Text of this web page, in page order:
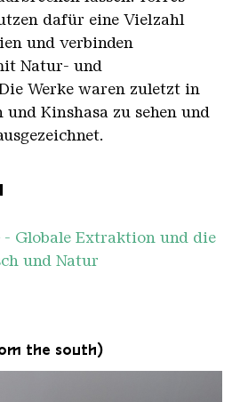
dafür eine Vielzahl
und verbinden
Natur- und
Werke waren zuletzt in
und Kinshasa zu sehen und
Globale Extraktion und die
und Natur
the south)